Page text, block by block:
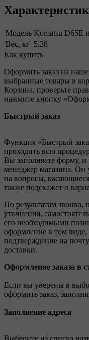
Модель Komatsu D65E
Вес, кг 5.38
Как купить
Оформить заказ на
выбранные товары в
Корзина, проверьте
нажмите кнопку
Быстрый заказ
Функция «Быстрый
проходить всю
Вы заполняете форму, и
менеджер магазина. Он
на вопросы, касающиеся
также подскажет о
По результатам звонка,
уточнения,
его необходимыми
оформление в том виде,
подтверждение на
доставки.
Оформление заказа в
Если вы уверены в
оформить заказ,
Заполнение адреса
Выберите из списка